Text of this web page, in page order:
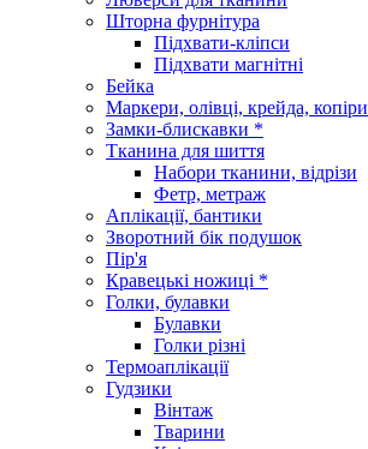
Шторна фурнітура
Підхвати-кліпси
Підхвати магнітні
Бейка
Маркери, олівці, крейда, копіри
Замки-блискавки *
Тканина для шиття
Набори тканини, відрізи
Фетр, метраж
Аплікації, бантики
Зворотний бік подушок
Пір'я
Кравецькі ножиці *
Голки, булавки
Булавки
Голки різні
Термоаплікації
Гудзики
Вінтаж
Тварини